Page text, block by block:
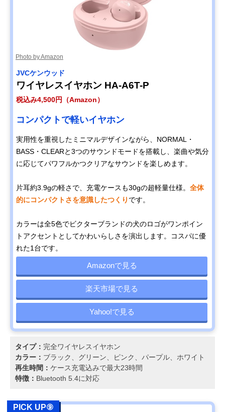
Photo by Amazon
JVCケンウッド
ワイヤレスイヤホン HA-A6T-P
税込み4,500円（Amazon）
コンパクトで軽いイヤホン
実用性を重視したミニマルデザインながら、NORMAL・
BASS・CLEARと3つのサウンドモードを搭載し、楽曲や気分
に応じてパワフルかつクリアなサウンドを楽しめます。
片耳約3.9gの軽さで、充電ケースも30gの超軽量仕様。 全体
的にコンパクトさを意識したつくり です。
カラーは全5色でビクターブランドの犬のロゴがワンポイン
トアクセントとしてかわいらしさを演出します。コスパに優
れた1台です。
Amazonで見る
楽天市場で見る
Yahoo!で見る
タイプ： 完全ワイヤレスイヤホン
カラー： ブラック、グリーン、ピンク、パープル、ホワイト
再生時間： ケース充電込みで最大23時間
特徴： Bluetooth 5.4に対応
PICK UP⑨